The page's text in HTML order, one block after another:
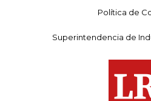
Política de
Superintendencia de